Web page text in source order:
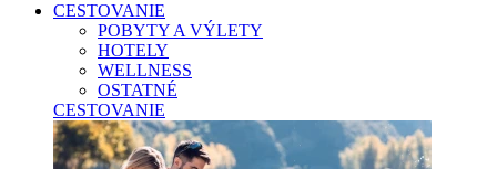
CESTOVANIE
POBYTY A VÝLETY
HOTELY
WELLNESS
OSTATNÉ
CESTOVANIE